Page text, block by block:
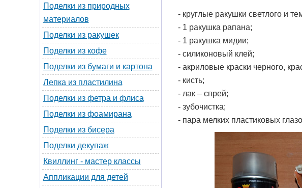
Поделки из природных
материалов
Поделки из ракушек
Поделки из кофе
Поделки из бумаги и картона
Лепка из пластилина
Поделки из фетра и флиса
Поделки из фоамирана
Поделки из бисера
Поделки декупаж
Квиллинг - мастер классы
Аппликации для детей
- круглые ракушки светлого и
- 1 ракушка рапана;
- 1 ракушка мидии;
- силиконовый клей;
- акриловые краски черного,
- кисть;
- лак – спрей;
- зубочистка;
- пара мелких пластиковых